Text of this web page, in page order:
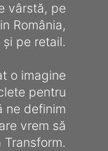
vârstă, pe
România,
pe retail.
o imagine
pentru
ne definim
vrem să